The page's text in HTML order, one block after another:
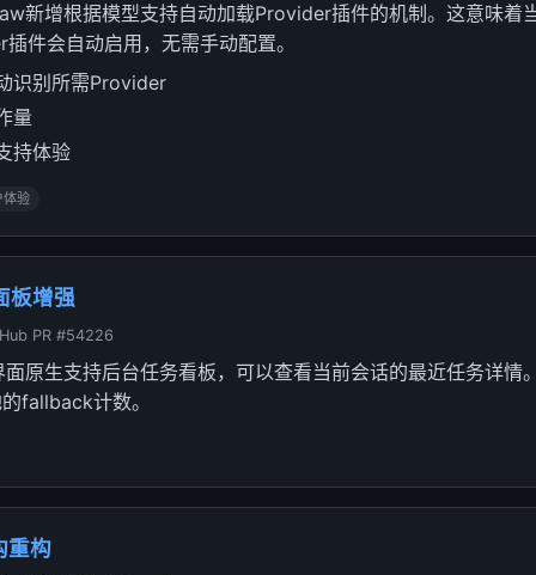
新增根据模型支持自动加载Provider插件的机制。这意味着
件会自动启用，无需手动配置。
识别所需Provider
量
持体验
体验
板增强
PR #54226
面原生支持后台任务看板，可以查看当前会话的最近任务详情
fallback计数。
重构